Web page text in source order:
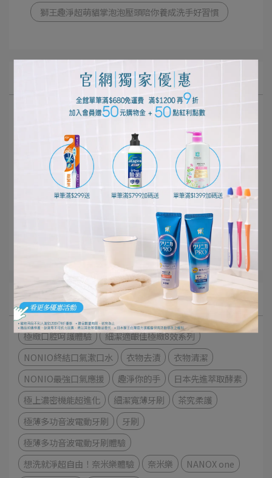
獅王趣淨超萌貓掌泡泡壓頭陪你養成洗手好習慣
口腔清潔護理
個人清潔保養
居家清潔打掃
寵物健康生活
文章分類
極緻口腔呵護體驗
細潔適齦佳極緻8效系列
NONIO終結口氣漱口水
衣物去漬
衣物清潔
NONIO最強口氣應援
趣淨你的手
日本先進萃取酵素
極上濃密機能超進化
細潔寬薄牙刷
茶究柔護
極薄多功音波電動牙刷
牙刷
極薄多功音波電動牙刷體驗
想洗就淨超自由！奈米樂體驗
奈米樂
NANOX one